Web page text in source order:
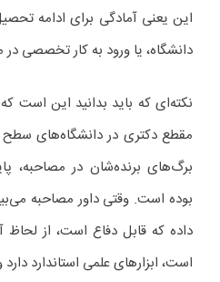
این یعنی آمادگی برای ادامه
دانشگاه، یا ورود به کار تخصصی در
نکته‌ای که باید بدانید این است
مقطع دکتری در دانشگاه‌های سطح
برگ‌های برنده‌شان در مصاحبه،
بوده است. وقتی داور مصاحبه
داده که قابل دفاع است، از
است، ابزارهای علمی استاندارد دارد